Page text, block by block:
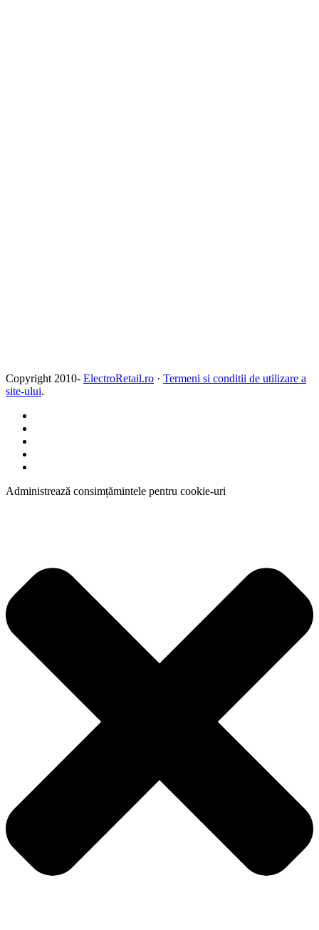
Copyright 2010- ElectroRetail.ro · Termeni si conditii de utilizare a
site-ului.
Administrează consimțămintele pentru cookie-uri